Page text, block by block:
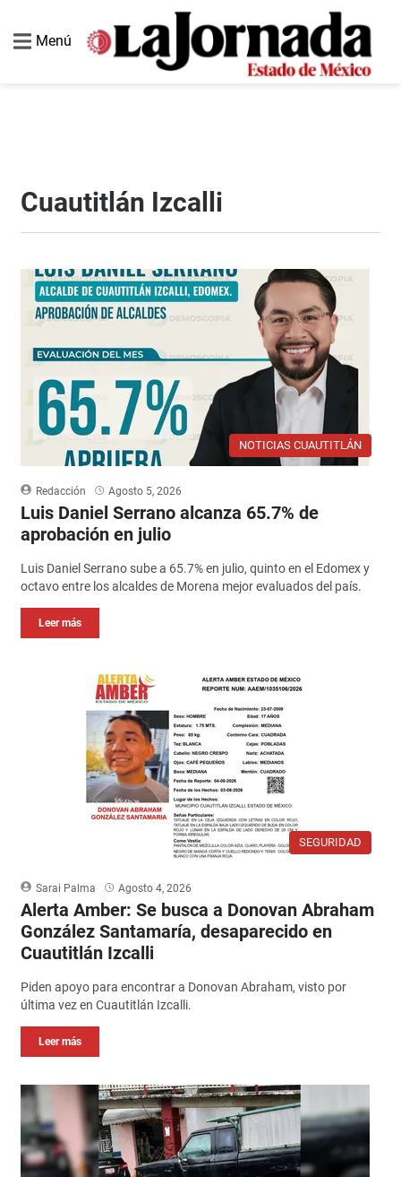
Menú
Cuautitlán Izcalli
NOTICIAS CUAUTITLÁN
Redacción Agosto 5, 2026
Luis Daniel Serrano alcanza 65.7% de
aprobación en julio
Luis Daniel Serrano sube a 65.7% en julio, quinto en el Edomex y
octavo entre los alcaldes de Morena mejor evaluados del país.
Leer más
SEGURIDAD
Sarai Palma Agosto 4, 2026
Alerta Amber: Se busca a Donovan Abraham
González Santamaría, desaparecido en
Cuautitlán Izcalli
Piden apoyo para encontrar a Donovan Abraham, visto por
última vez en Cuautitlán Izcalli.
Leer más